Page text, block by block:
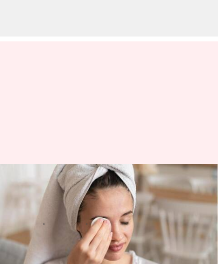
गर्मियों में त्वचा की देखभाल करते
समय न करें ये 5 गलतियां, हो सकता
है नुकसान
लेखन अंजली Apr 11, 2025 07:28 am
क्या है खबर?